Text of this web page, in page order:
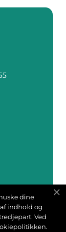
dine
indhold og
Ved